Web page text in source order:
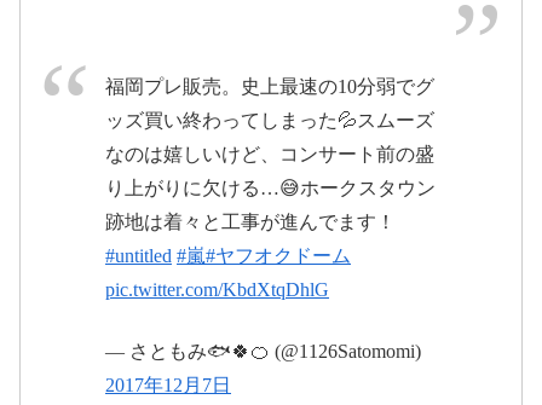
2017年12月8日
福岡プレ販売。史上最速の10分弱でグ
ッズ買い終わってしまった💦スムーズ
なのは嬉しいけど、コンサート前の盛
り上がりに欠ける…😅ホークスタウン
跡地は着々と工事が進んでます！
#untitled #嵐#ヤフオクドーム
pic.twitter.com/KbdXtqDhlG
— さともみ🐟🍀🍊 (@1126Satomomi)
2017年12月7日